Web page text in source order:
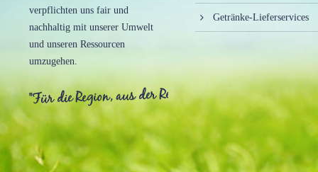
verpflichten uns fair und
nachhaltig mit unserer Umwelt
und unseren Ressourcen
umzugehen.
Getränke-Lieferservices